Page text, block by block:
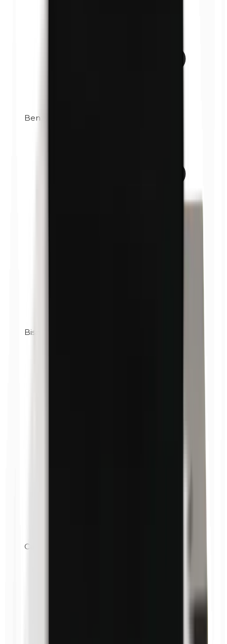
Benzylparabene
Bismutoxychlorid
Carnaubawachs